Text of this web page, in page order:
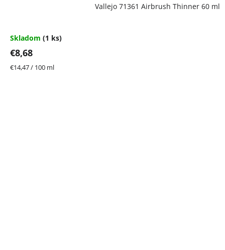
Vallejo 71361 Airbrush Thinner 60 ml
Skladom (1 ks)
€8,68
Jednotková
€14,47 / 100 ml